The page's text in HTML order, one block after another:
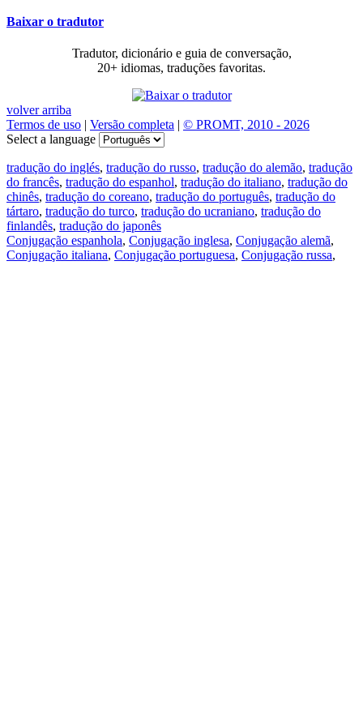
Baixar o tradutor
Tradutor, dicionário e guia de conversação,
20+ idiomas, traduções favoritas.
volver arriba
Termos de uso | Versão completa | © PROMT, 2010 - 2026
Select a language
tradução do inglés, tradução do russo, tradução do alemão, tradução
do francês, tradução do espanhol, tradução do italiano, tradução do
chinês, tradução do coreano, tradução do português, tradução do
tártaro, tradução do turco, tradução do ucraniano, tradução do
finlandês, tradução do japonês
Conjugação espanhola, Conjugação inglesa, Conjugação alemã,
Conjugação italiana, Conjugação portuguesa, Conjugação russa,